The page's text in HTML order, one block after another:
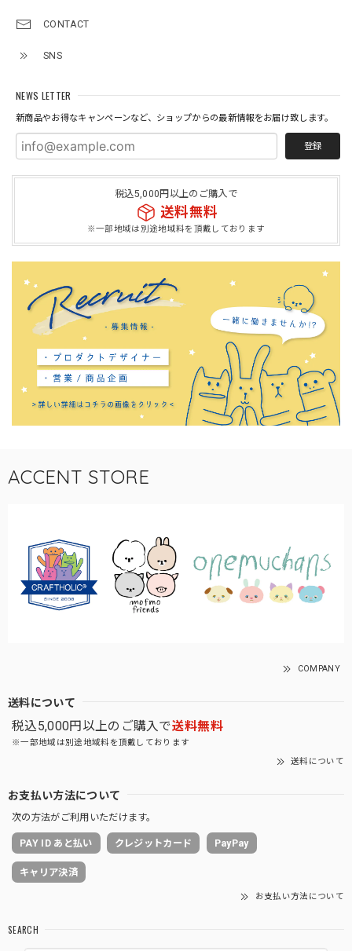
CONTACT
SNS
NEWS LETTER
新商品やお得なキャンペーンなど、ショップからの最新情報をお届け致します。
登録
税込5,000円以上のご購入で
送料無料
※一部地域は別途地域料を頂戴しております
ACCENT STORE
COMPANY
送料について
税込5,000円以上のご購入で送料無料
※一部地域は別途地域料を頂戴しております
送料について
お支払い方法について
次の方法がご利用いただけます。
PAY ID あと払い クレジットカード PayPay
キャリア決済
お支払い方法について
SEARCH